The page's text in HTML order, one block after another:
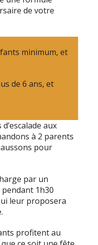
de votre
minimum, et
de 6 ans, et
aux
à 2 parents
pour
par un
pendant 1h30
leur proposera
profitent au